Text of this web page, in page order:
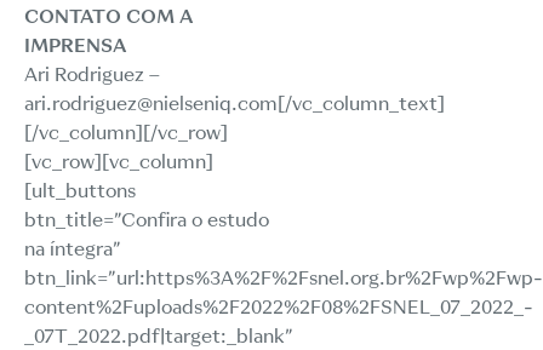
CONTATO COM A
IMPRENSA
Ari Rodriguez –
ari.rodriguez@nielseniq.com[/vc_column_text]
[/vc_column][/vc_row]
[vc_row][vc_column]
[ult_buttons
btn_title=”Confira o estudo
na íntegra”
btn_link=”url:https%3A%2F%2Fsnel.org.br%2Fwp%2Fwp-
content%2Fuploads%2F2022%2F08%2FSNEL_07_2022_-
_07T_2022.pdf|target:_blank”